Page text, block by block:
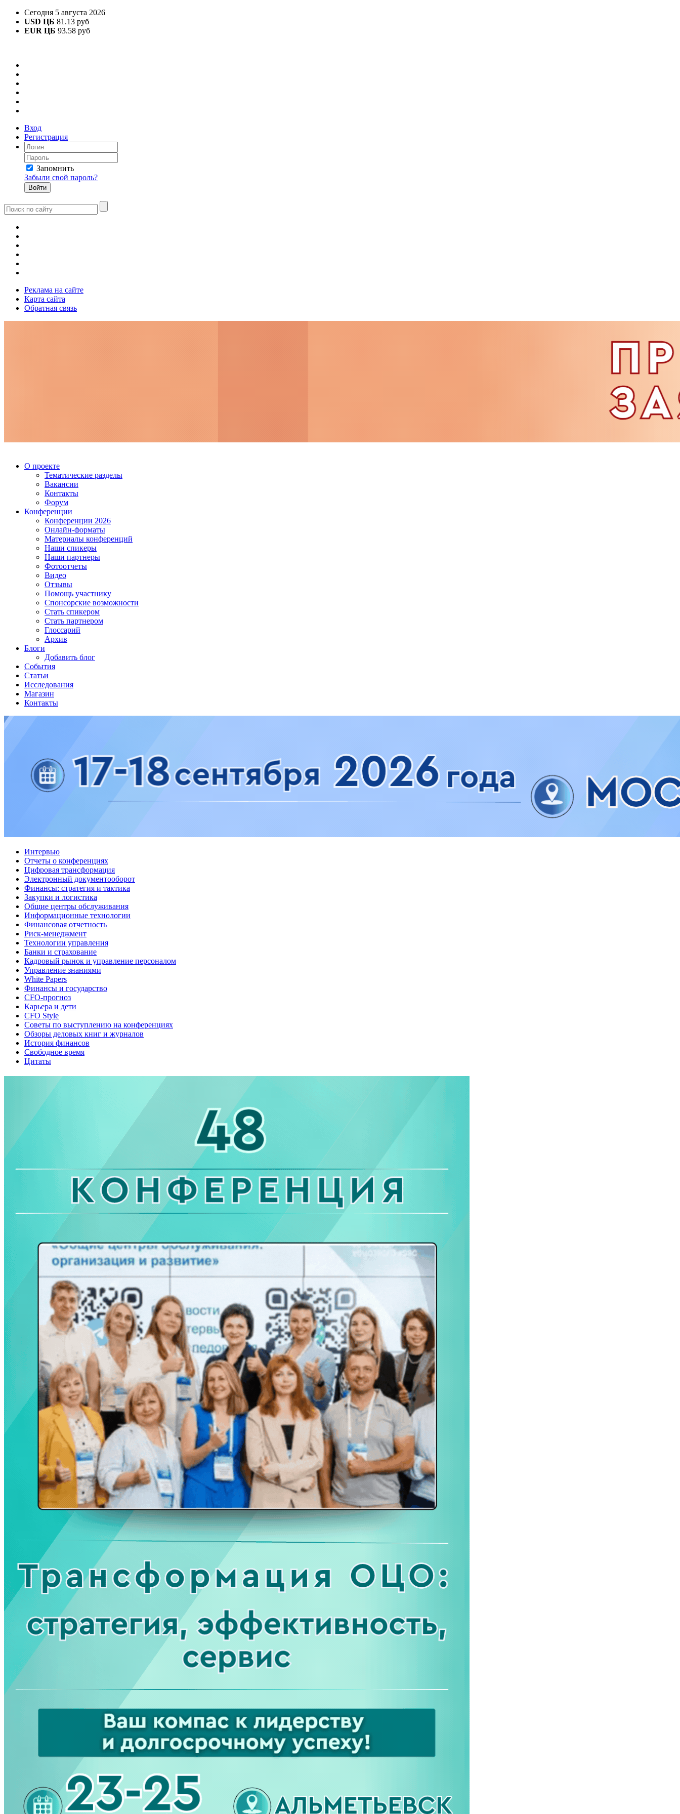
Сегодня 5 августа 2026
USD ЦБ 81.13 руб
EUR ЦБ 93.58 руб
Вход
Регистрация
Запомнить
Забыли свой пароль?
Реклама на сайте
Карта сайта
Обратная связь
О проекте
Тематические разделы
Вакансии
Контакты
Форум
Конференции
Конференции 2026
Онлайн-форматы
Материалы конференций
Наши спикеры
Наши партнеры
Фотоотчеты
Видео
Отзывы
Помощь участнику
Спонсорские возможности
Стать спикером
Стать партнером
Глоссарий
Архив
Блоги
Добавить блог
События
Статьи
Исследования
Магазин
Контакты
Интервью
Отчеты о конференциях
Цифровая трансформация
Электронный документооборот
Финансы: стратегия и тактика
Закупки и логистика
Общие центры обслуживания
Информационные технологии
Финансовая отчетность
Риск-менеджмент
Технологии управления
Банки и страхование
Кадровый рынок и управление персоналом
Управление знаниями
White Papers
Финансы и государство
CFO-прогноз
Карьера и дети
CFO Style
Советы по выступлению на конференциях
Обзоры деловых книг и журналов
История финансов
Свободное время
Цитаты